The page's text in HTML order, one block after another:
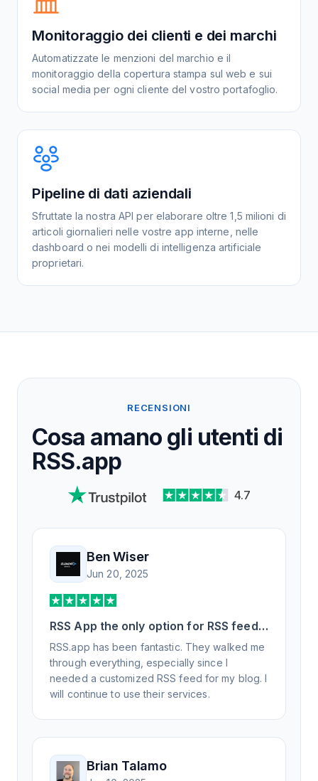
Monitoraggio dei clienti e dei marchi
Automatizzate le menzioni del marchio e il
monitoraggio della copertura stampa sul web e sui
social media per ogni cliente del vostro portafoglio.
Pipeline di dati aziendali
Sfruttate la nostra API per elaborare oltre 1,5 milioni di
articoli giornalieri nelle vostre app interne, nelle
dashboard o nei modelli di intelligenza artificiale
proprietari.
RECENSIONI
Cosa amano gli utenti di
RSS.app
4.7
Ben Wiser
Jun 20, 2025
RSS App the only option for RSS feed
generation
RSS.app has been fantastic. They walked me
through everything, especially since I
needed a customized RSS feed for my blog. I
will continue to use their services.
Brian Talamo